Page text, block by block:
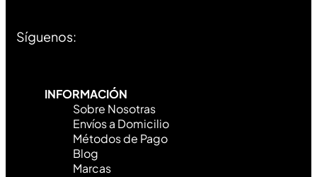
Síguenos:
INFORMACIÓN
Sobre Nosotras
Envíos a Domicilio
Métodos de Pago
Blog
Marcas